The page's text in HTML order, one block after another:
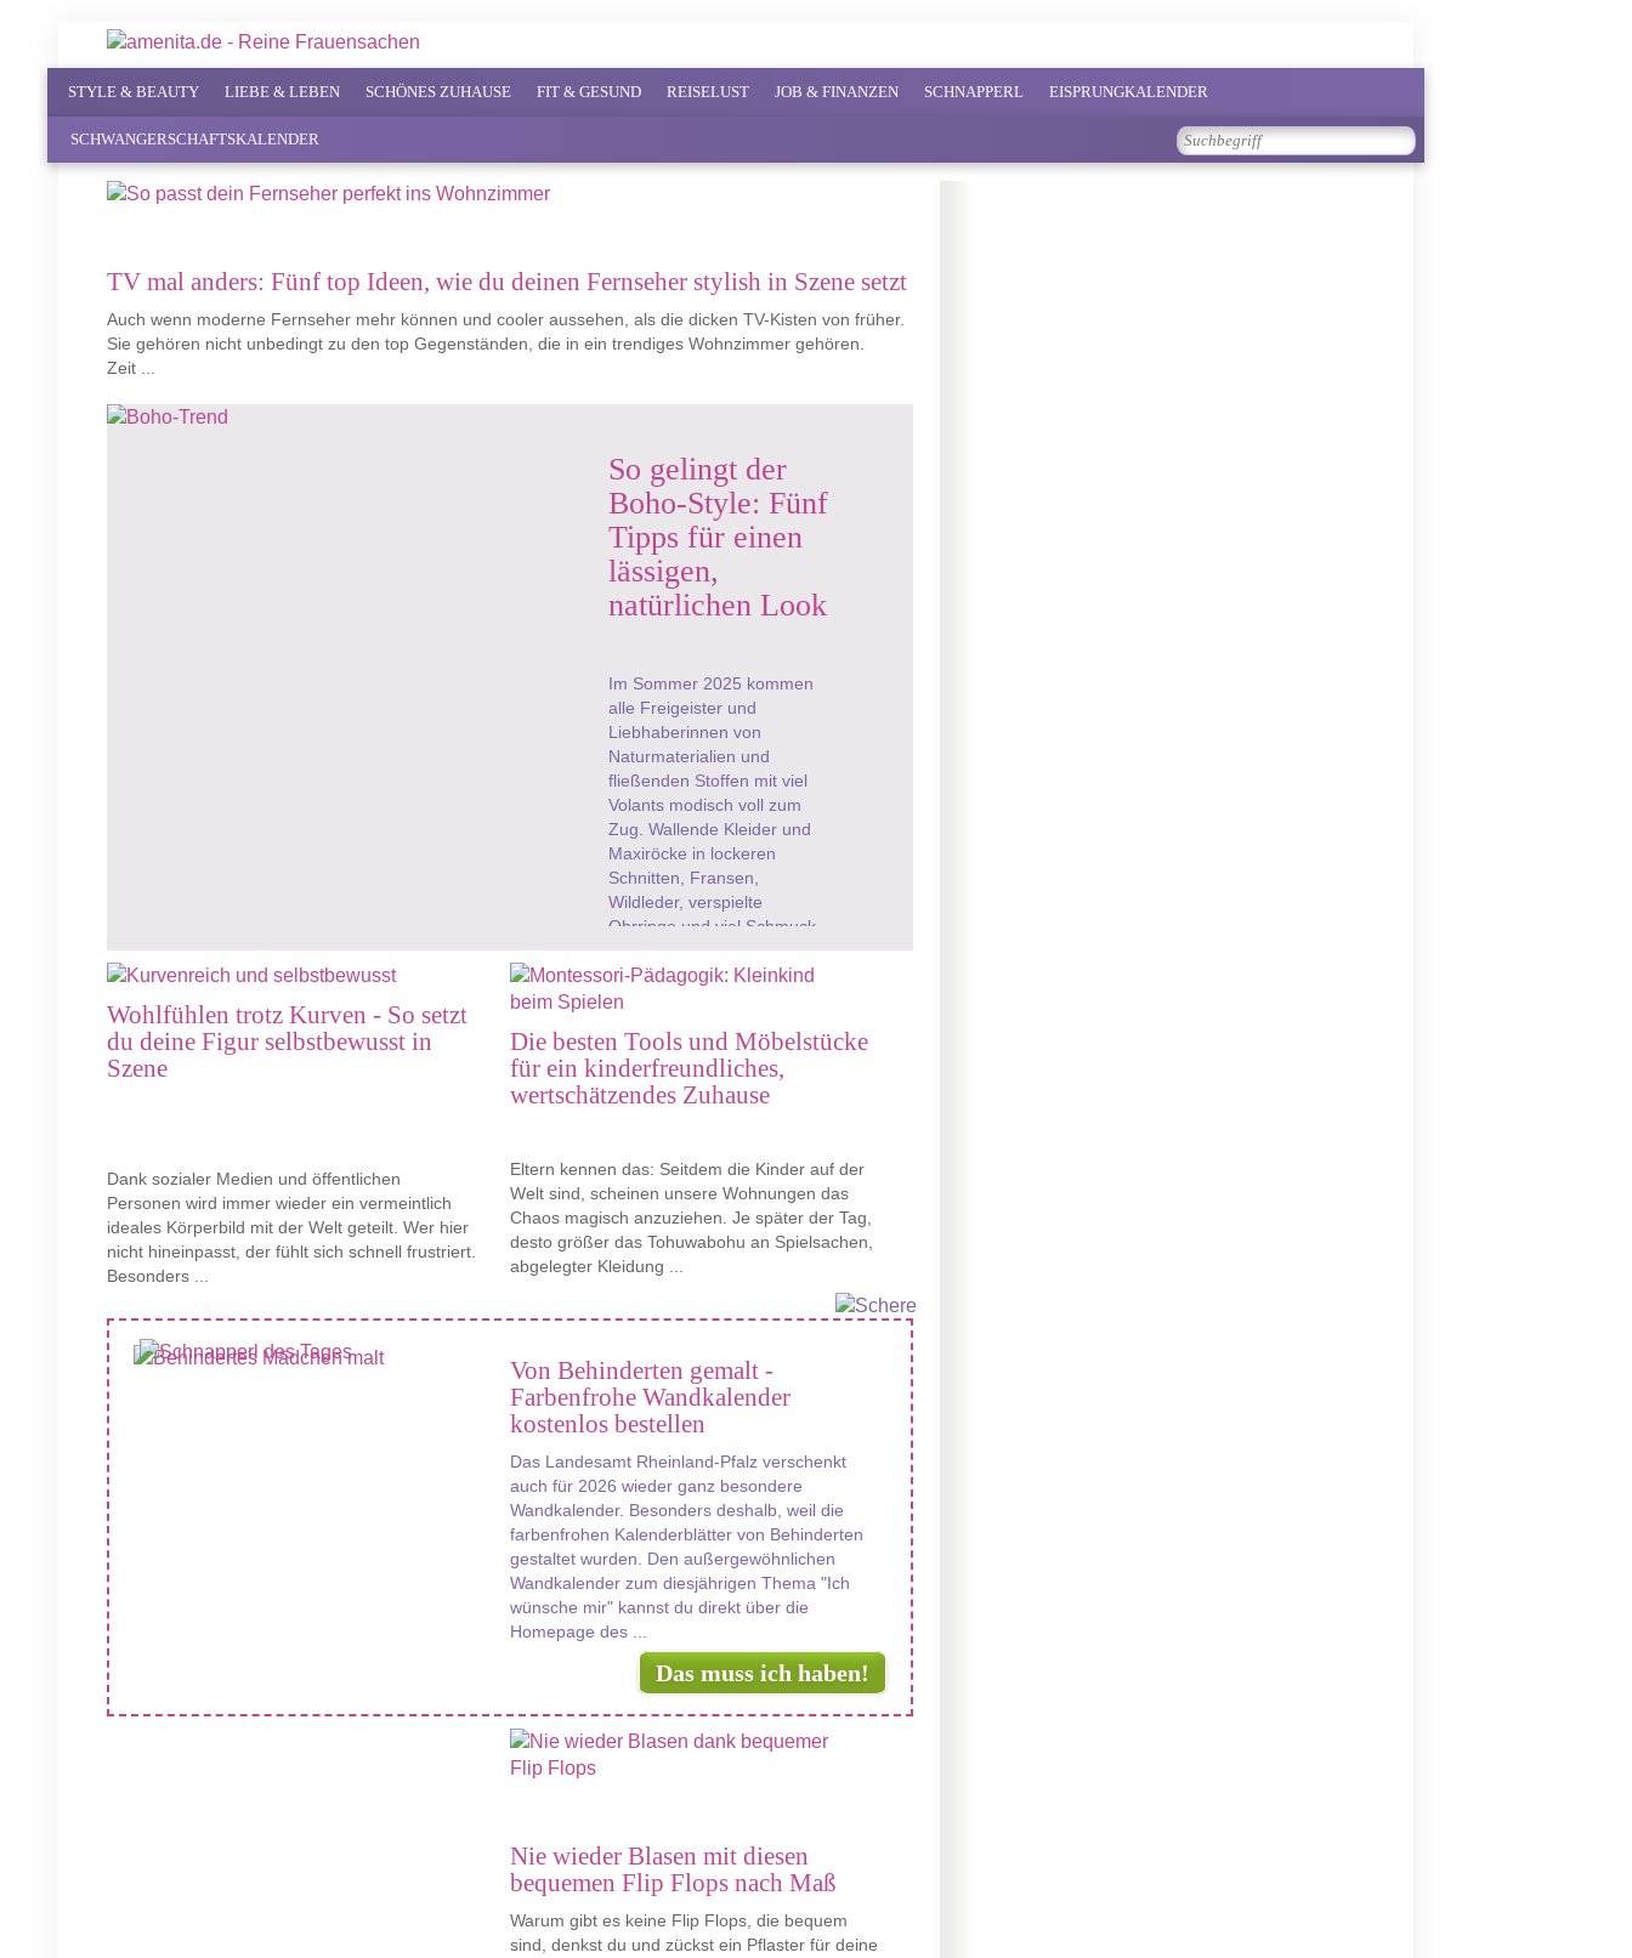
STYLE & BEAUTY LIEBE & LEBEN SCHÖNES ZUHAUSE FIT & GESUND REISELUST JOB & FINANZEN SCHNAPPERL EISPRUNGKALENDER
SCHWANGERSCHAFTSKALENDER
TV mal anders: Fünf top Ideen, wie du deinen Fernseher stylish in Szene setzt
Auch wenn moderne Fernseher mehr können und cooler aussehen, als die dicken TV-Kisten von früher.
Sie gehören nicht unbedingt zu den top Gegenständen, die in ein trendiges Wohnzimmer gehören.
Zeit ...
So gelingt der
Boho-Style: Fünf
Tipps für einen
lässigen,
natürlichen Look
Im Sommer 2025 kommen
alle Freigeister und
Liebhaberinnen von
Naturmaterialien und
fließenden Stoffen mit viel
Volants modisch voll zum
Zug. Wallende Kleider und
Maxiröcke in lockeren
Schnitten, Fransen,
Wildleder, verspielte
Ohrringe und viel Schmuck,
nur auf ...
Wohlfühlen trotz Kurven - So setzt
du deine Figur selbstbewusst in
Szene
Dank sozialer Medien und öffentlichen
Personen wird immer wieder ein vermeintlich
ideales Körperbild mit der Welt geteilt. Wer hier
nicht hineinpasst, der fühlt sich schnell frustriert.
Besonders ...
Die besten Tools und Möbelstücke
für ein kinderfreundliches,
wertschätzendes Zuhause
Eltern kennen das: Seitdem die Kinder auf der
Welt sind, scheinen unsere Wohnungen das
Chaos magisch anzuziehen. Je später der Tag,
desto größer das Tohuwabohu an Spielsachen,
abgelegter Kleidung ...
Von Behinderten gemalt -
Farbenfrohe Wandkalender
kostenlos bestellen
Das Landesamt Rheinland-Pfalz verschenkt
auch für 2026 wieder ganz besondere
Wandkalender. Besonders deshalb, weil die
farbenfrohen Kalenderblätter von Behinderten
gestaltet wurden. Den außergewöhnlichen
Wandkalender zum diesjährigen Thema "Ich
wünsche mir" kannst du direkt über die
Homepage des ...
Das muss ich haben!
Nie wieder Blasen mit diesen
bequemen Flip Flops nach Maß
Warum gibt es keine Flip Flops, die bequem
sind, denkst du und zückst ein Pflaster für deine